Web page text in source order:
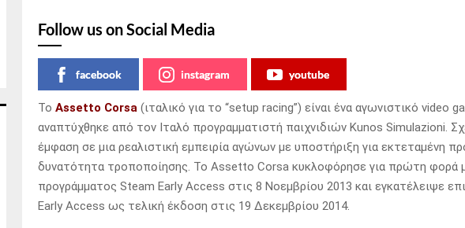
Follow us on Social Media
facebook instagram youtube
Το Assetto Corsa (ιταλικό για το “setup racing”) είναι ένα αγωνιστικό video
αναπτύχθηκε από τον Ιταλό προγραμματιστή παιχνιδιών Kunos Simulazioni.
έμφαση σε μια ρεαλιστική εμπειρία αγώνων με υποστήριξη για εκτεταμένη
δυνατότητα τροποποίησης. Το Assetto Corsa κυκλοφόρησε για πρώτη φορά
προγράμματος Steam Early Access στις 8 Νοεμβρίου 2013 και εγκατέλειψε
Early Access ως τελική έκδοση στις 19 Δεκεμβρίου 2014.